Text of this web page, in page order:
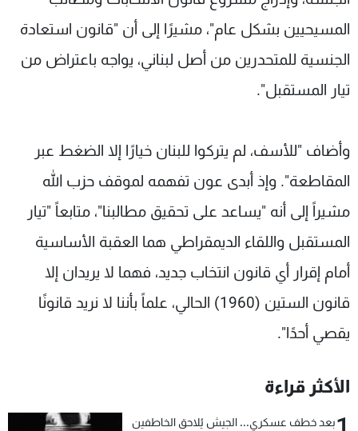
المسيحيين بشكل عام"، مشيرًا إلى أن "قانون استعادة
الجنسية للمتحدرين من أصل لبناني، يواجه باعتراض من
تيار المستقبل".
وأضاف "للأسف، لم يتركوا للبنان خيارًا إلا الضغط عبر
المقاطعة". وإذ أبدى عون تفهمه لموقف حزب الله
مشيراً إلى أنه "يساعد على تحقيق مطالبنا"، متابعاً "تيار
المستقبل واللقاء الديمقراطي هما العقبة الأساسية
أمام إقرار أي قانون انتخاب جديد، فهما لا يريدان إلا
قانون الستين (1960) الحالي، علماً بأننا لا نريد قانونًا
يقصي أحدًا".
الأكثر قراءة
بعد خطف عسكري... الجيش يُلاحق الخاطفين